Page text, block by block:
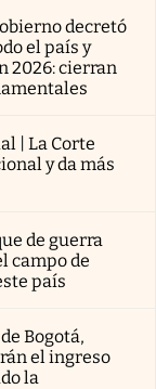
decretó
el país y
2026: cierran
| La Corte
y da más
de guerra
campo de
país
Bogotá,
el ingreso
la